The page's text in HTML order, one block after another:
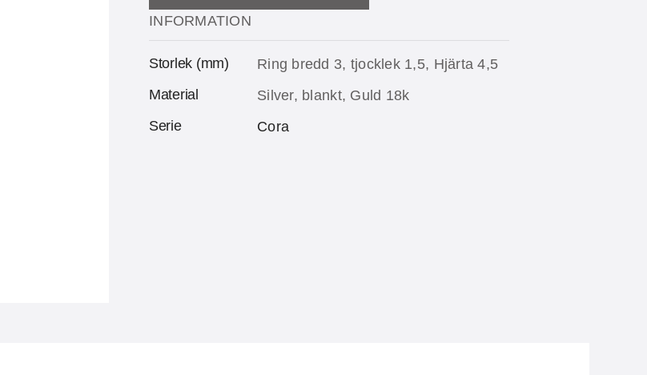
INFORMATION
Storlek (mm)
Ring bredd 3, tjocklek 1,5, Hjärta 4,5
Material
Silver, blankt, Guld 18k
Serie
Cora